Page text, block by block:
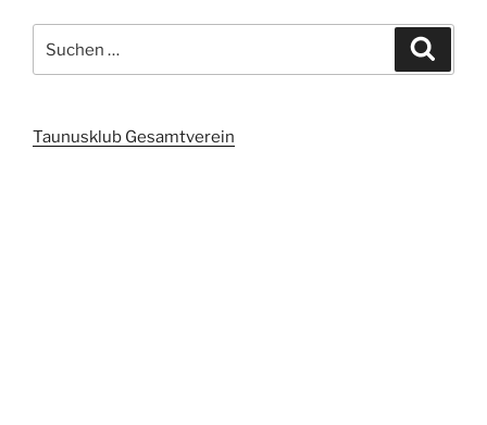
nach:
Taunusklub Gesamtverein